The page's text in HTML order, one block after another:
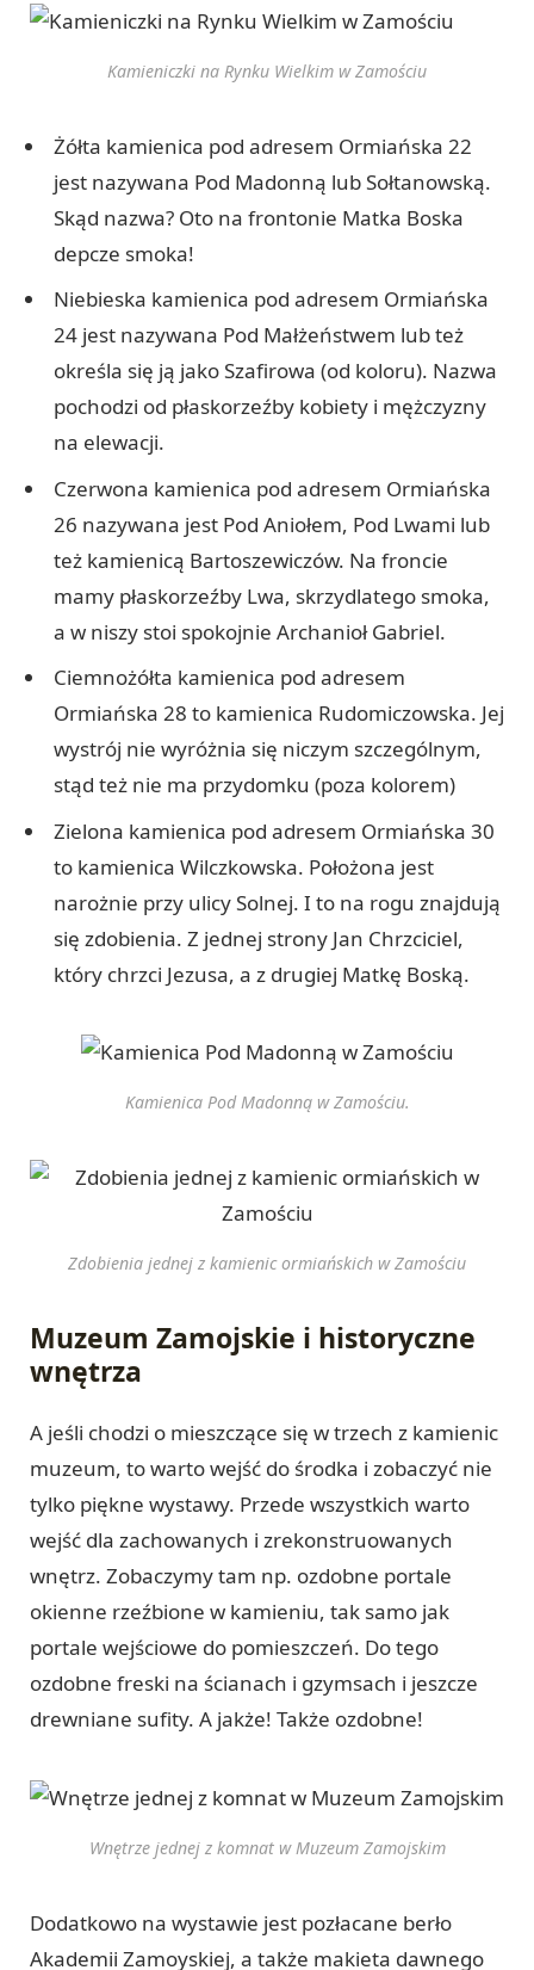
Kamieniczki na Rynku Wielkim w Zamościu
Żółta kamienica pod adresem Ormiańska 22
jest nazywana Pod Madonną lub Sołtanowską.
Skąd nazwa? Oto na frontonie Matka Boska
depcze smoka!
Niebieska kamienica pod adresem Ormiańska
24 jest nazywana Pod Małżeństwem lub też
określa się ją jako Szafirowa (od koloru). Nazwa
pochodzi od płaskorzeźby kobiety i mężczyzny
na elewacji.
Czerwona kamienica pod adresem Ormiańska
26 nazywana jest Pod Aniołem, Pod Lwami lub
też kamienicą Bartoszewiczów. Na froncie
mamy płaskorzeźby Lwa, skrzydlatego smoka,
a w niszy stoi spokojnie Archanioł Gabriel.
Ciemnożółta kamienica pod adresem
Ormiańska 28 to kamienica Rudomiczowska. Jej
wystrój nie wyróżnia się niczym szczególnym,
stąd też nie ma przydomku (poza kolorem)
Zielona kamienica pod adresem Ormiańska 30
to kamienica Wilczkowska. Położona jest
narożnie przy ulicy Solnej. I to na rogu znajdują
się zdobienia. Z jednej strony Jan Chrzciciel,
który chrzci Jezusa, a z drugiej Matkę Boską.
Kamienica Pod Madonną w Zamościu.
Zdobienia jednej z kamienic ormiańskich w Zamościu
Muzeum Zamojskie i historyczne
wnętrza
A jeśli chodzi o mieszczące się w trzech z kamienic
muzeum, to warto wejść do środka i zobaczyć nie
tylko piękne wystawy. Przede wszystkich warto
wejść dla zachowanych i zrekonstruowanych
wnętrz. Zobaczymy tam np. ozdobne portale
okienne rzeźbione w kamieniu, tak samo jak
portale wejściowe do pomieszczeń. Do tego
ozdobne freski na ścianach i gzymsach i jeszcze
drewniane sufity. A jakże! Także ozdobne!
Wnętrze jednej z komnat w Muzeum Zamojskim
Dodatkowo na wystawie jest pozłacane berło
Akademii Zamoyskiej, a także makieta dawnego